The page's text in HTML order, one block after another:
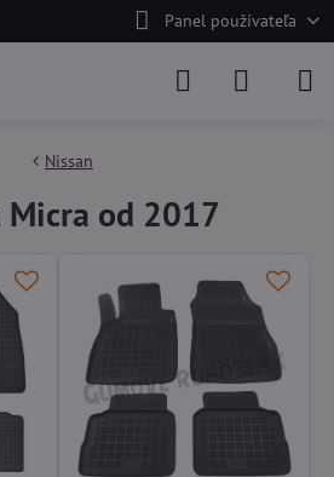
Panel používateľa
Nissan
Micra od 2017